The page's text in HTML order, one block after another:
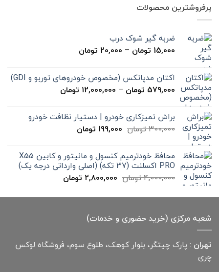
پرفروشترین محصولات
ضربه گیر شوک درب
15,000 تومان –
20,000 تومان
تا
20,000 تومان
اکتان مدپاتکس (مخصوص خودروهای توربو و GDI)
579,000 تومان –
12,000,000 تومان
تا
براش تمیزکاری خودرو | دستیار نظافت خودرو
300,000تومان قیمت
بود.
199,000 تومانقیمت
199,000 تومان
است. محافظ خودترمیم کنسول و مانیتور و کابین X55
PRO اکسلنت (37 تکه) (اصلی وارداتی درجه یک)
4,000,000تومان قیمت
4,000,000 تومان
2,800,000 تومانقیمت
2,800,000 تومان
شعبه مرکزی (خرید حضوری و خدمات)
تهران : پارک چیتگر، بلوار کوهک، طلوع سوم، فروشگاه لوکس
چری